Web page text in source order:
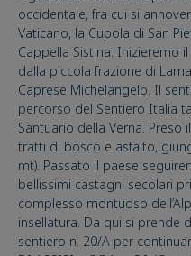
occidentale, fra cui si
Vaticano, la Cupola di San
Cappella Sistina. Inizieremo
dalla piccola frazione di
Caprese Michelangelo. Il
percorso del Sentiero Italia
Santuario della Verna.
tratti di bosco e asfalto,
mt). Passato il paese
bellissimi castagni secolari
complesso montuoso
insellatura. Da qui si prende
sentiero n. 20/A per